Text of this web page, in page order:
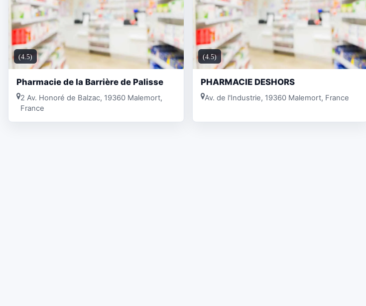
(4.5)
Pharmacie de la Barrière de Palisse
2 Av. Honoré de Balzac, 19360 Malemort,
France
(4.5)
PHARMACIE DESHORS
Av. de l'Industrie, 19360 Malemort, France